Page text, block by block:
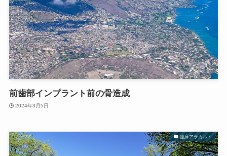
前歯部インプラント前の骨造成
2024年3月5日
臨床アラカルト